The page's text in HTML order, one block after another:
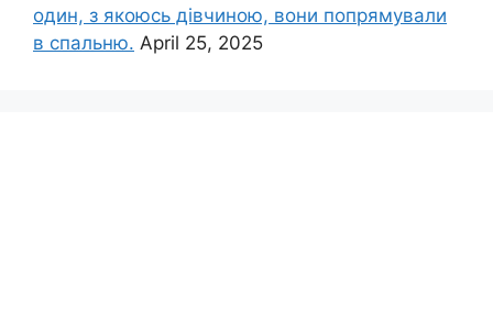
один, з якоюсь дівчиною, вони попрямували
в спальню. April 25, 2025